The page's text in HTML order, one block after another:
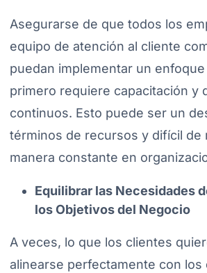
Asegurarse de que todos los
equipo de atención al cliente
puedan implementar un
primero requiere capacitación y
continuos. Esto puede ser un
términos de recursos y difícil de
manera constante en
Equilibrar las Necesidades
los Objetivos del Negocio
A veces, lo que los clientes
alinearse perfectamente con los